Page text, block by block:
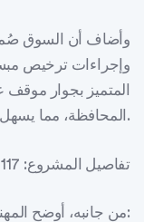
وأضاف أن السوق
وإجراءات ترخيص
المتميز بجوار موقف
المحافظة، مما يسهل الربط بين المنتج والمستهلك.
تفاصيل المشروع: 117 محلًا ومطعم رئيسي وكافتيريات
من جانبه، أوضح المهندس أحمد الشيمي أن المشروع يشمل: